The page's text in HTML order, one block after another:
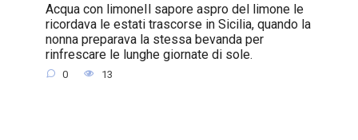
Acqua con limoneIl sapore aspro del limone le
ricordava le estati trascorse in Sicilia, quando la
nonna preparava la stessa bevanda per
rinfrescare le lunghe giornate di sole.
0 13